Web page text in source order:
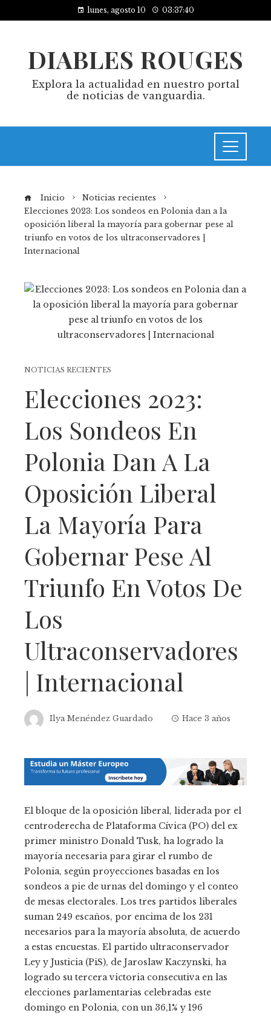
lunes, agosto 10 03:37:41
DIABLES ROUGES
Explora la actualidad en nuestro portal
de noticias de vanguardia.
Inicio
Noticias recientes
Elecciones 2023: Los sondeos en Polonia dan a la
oposición liberal la mayoría para gobernar pese al
triunfo en votos de los ultraconservadores |
Internacional
NOTICIAS RECIENTES
Elecciones 2023:
Los Sondeos En
Polonia Dan A La
Oposición Liberal
La Mayoría Para
Gobernar Pese Al
Triunfo En Votos De
Los
Ultraconservadores
| Internacional
Ilya Menéndez Guardado Hace 3 años
El bloque de la oposición liberal, liderada por el
centroderecha de Plataforma Cívica (PO) del ex
primer ministro Donald Tusk, ha logrado la
mayoría necesaria para girar el rumbo de
Polonia, según proyecciones basadas en los
sondeos a pie de urnas del domingo y el conteo
de mesas electorales. Los tres partidos liberales
suman 249 escaños, por encima de los 231
necesarios para la mayoría absoluta, de acuerdo
a estas encuestas. El partido ultraconservador
Ley y Justicia (PiS), de Jaroslaw Kaczynski, ha
logrado su tercera victoria consecutiva en las
elecciones parlamentarias celebradas este
domingo en Polonia, con un 36,1% y 196